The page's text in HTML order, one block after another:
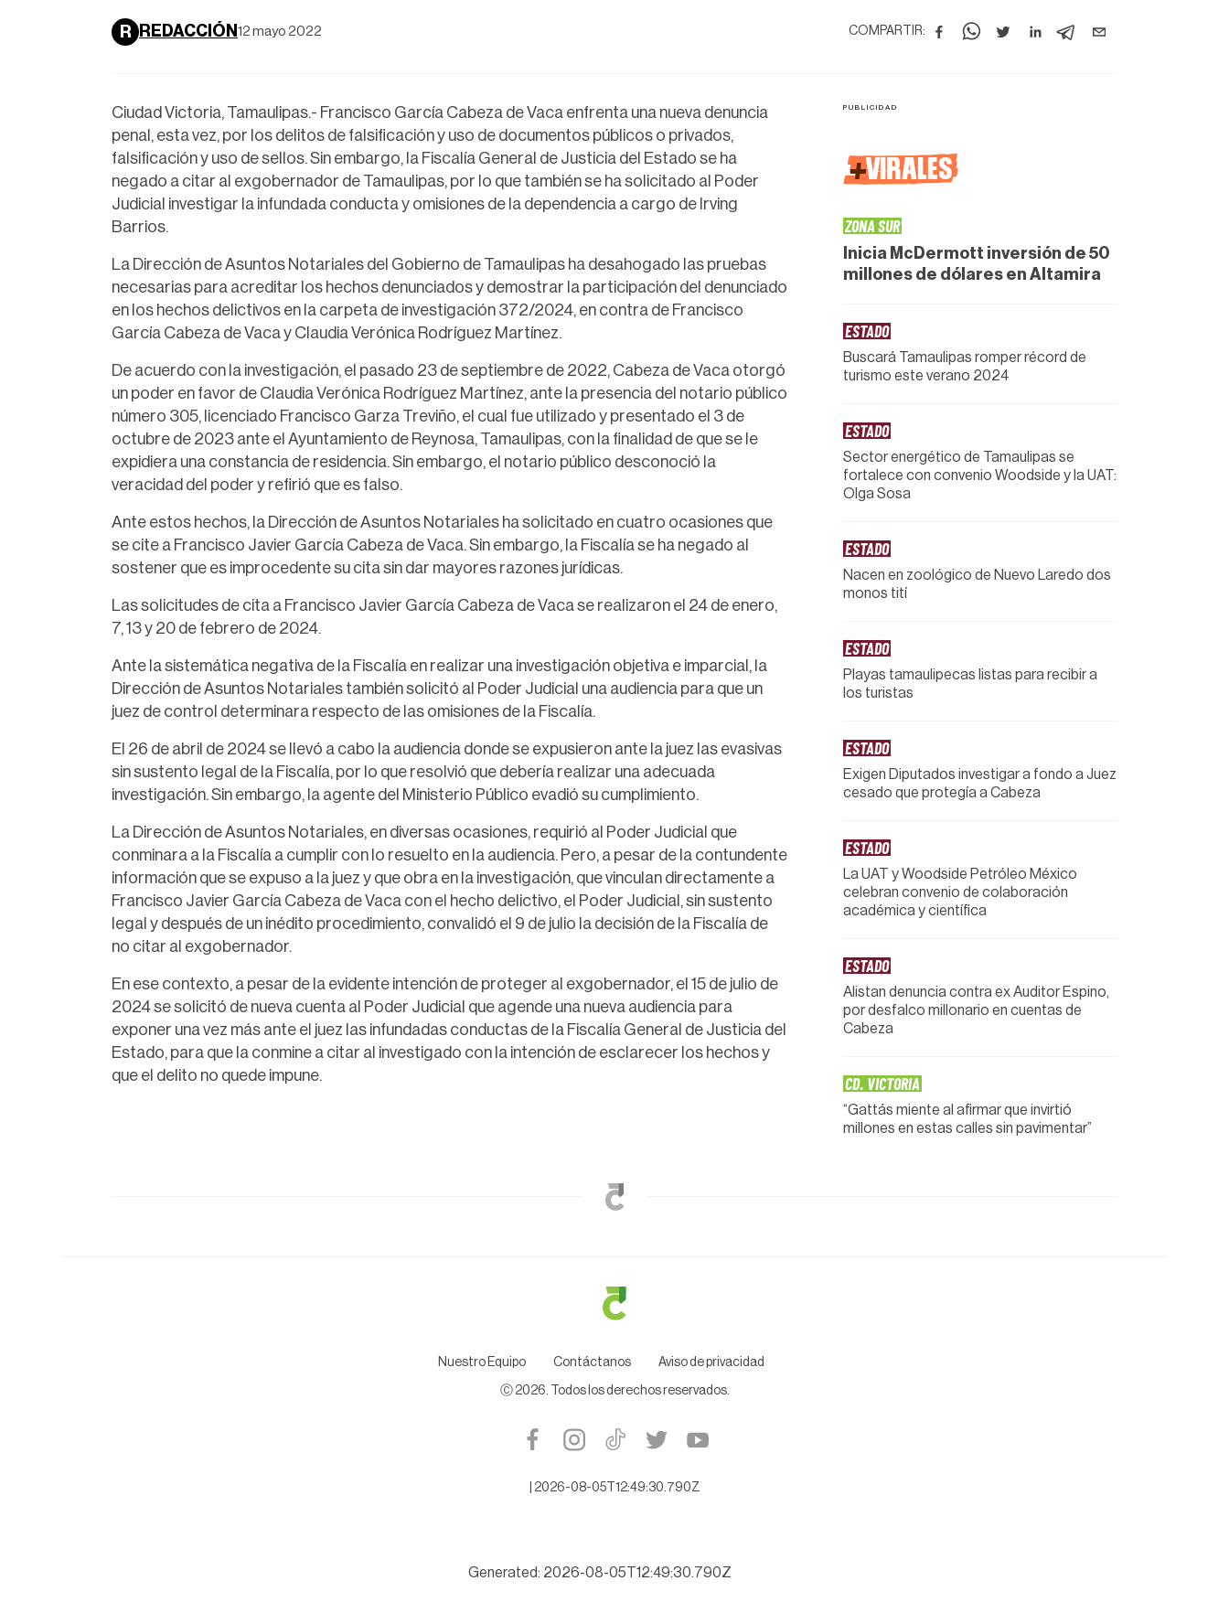
R REDACCIÓN 12 mayo 2022 COMPARTIR:
Ciudad Victoria, Tamaulipas.- Francisco García Cabeza de Vaca enfrenta una nueva denuncia
penal, esta vez, por los delitos de falsificación y uso de documentos públicos o privados,
falsificación y uso de sellos. Sin embargo, la Fiscalía General de Justicia del Estado se ha
negado a citar al exgobernador de Tamaulipas, por lo que también se ha solicitado al Poder
Judicial investigar la infundada conducta y omisiones de la dependencia a cargo de Irving
Barrios.
La Dirección de Asuntos Notariales del Gobierno de Tamaulipas ha desahogado las pruebas
necesarias para acreditar los hechos denunciados y demostrar la participación del denunciado
en los hechos delictivos en la carpeta de investigación 372/2024, en contra de Francisco
García Cabeza de Vaca y Claudia Verónica Rodríguez Martínez.
De acuerdo con la investigación, el pasado 23 de septiembre de 2022, Cabeza de Vaca otorgó
un poder en favor de Claudia Verónica Rodríguez Martínez, ante la presencia del notario público
número 305, licenciado Francisco Garza Treviño, el cual fue utilizado y presentado el 3 de
octubre de 2023 ante el Ayuntamiento de Reynosa, Tamaulipas, con la finalidad de que se le
expidiera una constancia de residencia. Sin embargo, el notario público desconoció la
veracidad del poder y refirió que es falso.
Ante estos hechos, la Dirección de Asuntos Notariales ha solicitado en cuatro ocasiones que
se cite a Francisco Javier García Cabeza de Vaca. Sin embargo, la Fiscalía se ha negado al
sostener que es improcedente su cita sin dar mayores razones jurídicas.
Las solicitudes de cita a Francisco Javier García Cabeza de Vaca se realizaron el 24 de enero,
7, 13 y 20 de febrero de 2024.
Ante la sistemática negativa de la Fiscalía en realizar una investigación objetiva e imparcial, la
Dirección de Asuntos Notariales también solicitó al Poder Judicial una audiencia para que un
juez de control determinara respecto de las omisiones de la Fiscalía.
El 26 de abril de 2024 se llevó a cabo la audiencia donde se expusieron ante la juez las evasivas
sin sustento legal de la Fiscalía, por lo que resolvió que debería realizar una adecuada
investigación. Sin embargo, la agente del Ministerio Público evadió su cumplimiento.
La Dirección de Asuntos Notariales, en diversas ocasiones, requirió al Poder Judicial que
conminara a la Fiscalía a cumplir con lo resuelto en la audiencia. Pero, a pesar de la contundente
información que se expuso a la juez y que obra en la investigación, que vinculan directamente a
Francisco Javier García Cabeza de Vaca con el hecho delictivo, el Poder Judicial, sin sustento
legal y después de un inédito procedimiento, convalidó el 9 de julio la decisión de la Fiscalía de
no citar al exgobernador.
En ese contexto, a pesar de la evidente intención de proteger al exgobernador, el 15 de julio de
2024 se solicitó de nueva cuenta al Poder Judicial que agende una nueva audiencia para
exponer una vez más ante el juez las infundadas conductas de la Fiscalía General de Justicia del
Estado, para que la conmine a citar al investigado con la intención de esclarecer los hechos y
que el delito no quede impune.
+VIRALES
ZONA SUR
Inicia McDermott inversión de 50
millones de dólares en Altamira
ESTADO
Buscará Tamaulipas romper récord de
turismo este verano 2024
ESTADO
Sector energético de Tamaulipas se
fortalece con convenio Woodside y la UAT:
Olga Sosa
ESTADO
Nacen en zoológico de Nuevo Laredo dos
monos tití
ESTADO
Playas tamaulipecas listas para recibir a
los turistas
ESTADO
Exigen Diputados investigar a fondo a Juez
cesado que protegía a Cabeza
ESTADO
La UAT y Woodside Petróleo México
celebran convenio de colaboración
académica y científica
ESTADO
Alistan denuncia contra ex Auditor Espino,
por desfalco millonario en cuentas de
Cabeza
CD. VICTORIA
“Gattás miente al afirmar que invirtió
millones en estas calles sin pavimentar”
Nuestro Equipo Contáctanos Aviso de privacidad
Ⓒ 2026 . Todos los derechos reservados.
2026-08-05T12:49:30.790Z
Generated: 2026-08-05T12:49:30.790Z